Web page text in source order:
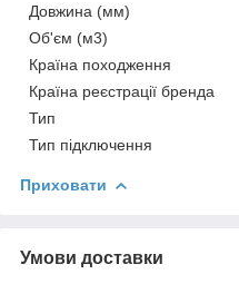
Довжина (мм)
Об'єм (м3)
Країна походження
Країна реєстрації бренда
Тип
Тип підключення
Приховати
Умови доставки